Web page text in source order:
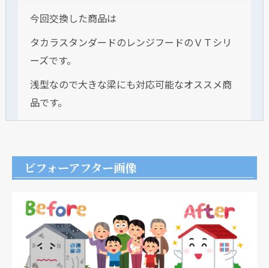
今回交換した商品は
タカラスタンダードのレンジフードのＶＴシリ
ーズです。
浅型なので大きな梁にも対応可能なオススメ商
品です。
ビフォーアフター画像